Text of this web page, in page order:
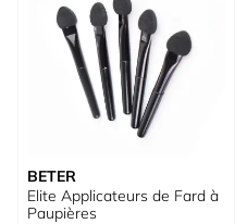
BETER
Elite Applicateurs de Fard à
Paupières